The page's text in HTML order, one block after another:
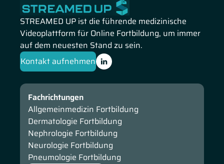
STREAMED UP ist die führende medizinische
Videoplattform für Online Fortbildung, um immer
auf dem neuesten Stand zu sein.
Kontakt aufnehmen
Fachrichtungen
Allgemeinmedizin Fortbildung
Dermatologie Fortbildung
Nephrologie Fortbildung
Neurologie Fortbildung
Pneumologie Fortbildung